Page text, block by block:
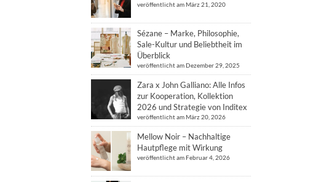
veröffentlicht am März 21, 2020
Sézane – Marke, Philosophie,
Sale-Kultur und Beliebtheit im
Überblick
veröffentlicht am Dezember 29, 2025
Zara x John Galliano: Alle Infos
zur Kooperation, Kollektion
2026 und Strategie von Inditex
veröffentlicht am März 20, 2026
Mellow Noir – Nachhaltige
Hautpflege mit Wirkung
veröffentlicht am Februar 4, 2026